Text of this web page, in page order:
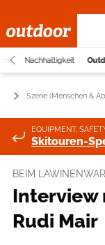
Nachhaltigkeit
Szene (Menschen &
EQUIPMENT,
Skitouren-
BEIM
Interview
Rudi Mair